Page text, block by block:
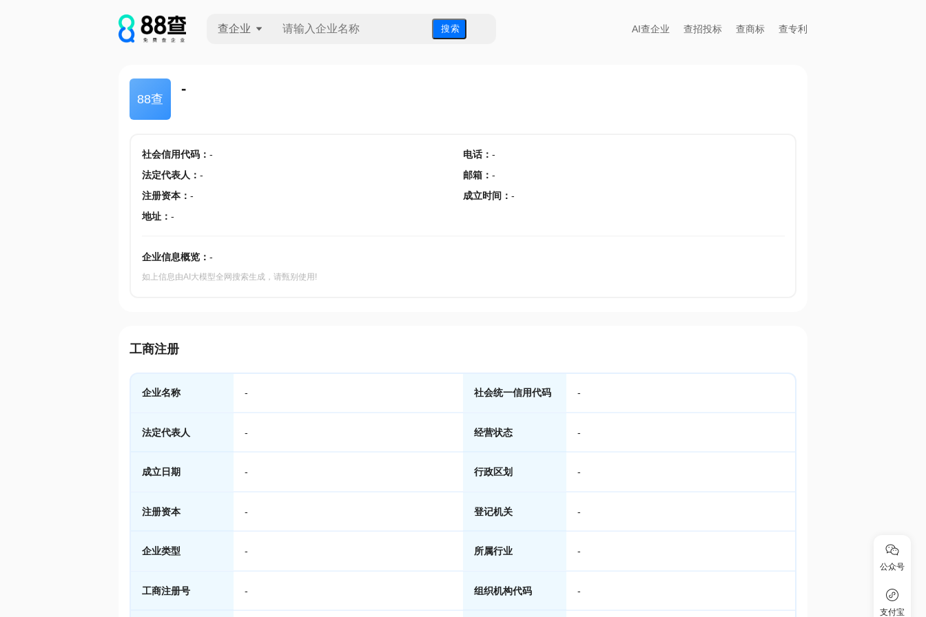
查企业 搜 索 AI查企业 查招投标 查商标 查专利
88查
-
社会信用代码： - 电话： -
法定代表人 ： - 邮箱 ： -
注册资本： - 成立时间 ： -
地址： -
企业信息概览： -
如上信息由AI大模型全网搜索生成，请甄别使用!
工商注册
企业名称 - 社会统一信用代码 -
法定代表人 - 经营状态 -
成立日期 - 行政区划 -
注册资本 - 登记机关 -
企业类型 - 所属行业 -
工商注册号 - 组织机构代码 -
公众号
支付宝